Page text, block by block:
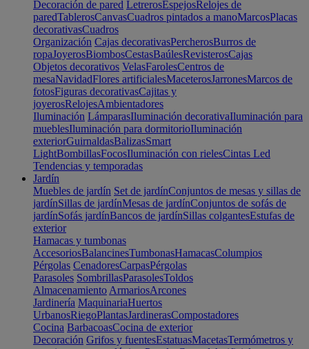
Decoración de pared LetrerosEspejosRelojes de
paredTablerosCanvasCuadros pintados a manoMarcosPlacas
decorativasCuadros
Organización Cajas decorativasPercherosBurros de
ropaJoyerosBiombosCestasBaúlesRevisterosCajas
Objetos decorativos VelasFarolesCentros de
mesaNavidadFlores artificialesMaceterosJarronesMarcos de
fotosFiguras decorativasCajitas y
joyerosRelojesAmbientadores
Iluminación LámparasIluminación decorativaIluminación para
mueblesIluminación para dormitorioIluminación
exteriorGuirnaldasBalizasSmart
LightBombillasFocosIluminación con rielesCintas Led
Tendencias y temporadas
Jardín
Muebles de jardín Set de jardínConjuntos de mesas y sillas de
jardínSillas de jardínMesas de jardínConjuntos de sofás de
jardínSofás jardínBancos de jardínSillas colgantesEstufas de
exterior
Hamacas y tumbonas
AccesoriosBalancinesTumbonasHamacasColumpios
Pérgolas CenadoresCarpasPérgolas
Parasoles SombrillasParasolesToldos
Almacenamiento ArmariosArcones
Jardinería MaquinariaHuertos
UrbanosRiegoPlantasJardinerasCompostadores
Cocina BarbacoasCocina de exterior
Decoración Grifos y fuentesEstatuasMacetasTermómetros y